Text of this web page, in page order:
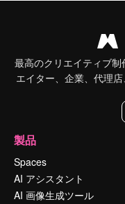
最高のクリエイティブ
エイター、企業、代理
製品
Spaces
AI アシスタント
AI 画像生成ツール